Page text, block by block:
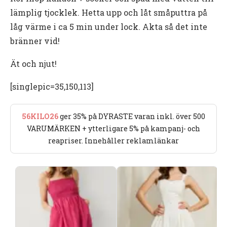
lämplig tjocklek. Hetta upp och låt småputtra på
låg värme i ca 5 min under lock. Akta så det inte
bränner vid!
Ät och njut!
[singlepic=35,150,113]
56KILO26ger 35% på DYRASTE varan inkl. över 500
VARUMÄRKEN + ytterligare 5% på kampanj- och
reapriser. Innehåller reklamlänkar